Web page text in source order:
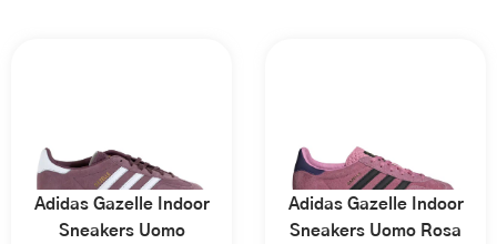
Adidas Gazelle Indoor
Sneakers Uomo
Adidas Gazelle Indoor
Sneakers Uomo Rosa